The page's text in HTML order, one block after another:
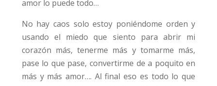
amor lo puede todo…
No hay caos solo estoy poniéndome orden y
usando el miedo que siento para abrir mi
corazón más, tenerme más y tomarme más,
pase lo que pase, convertirme de a poquito en
más y más amor…. Al final eso es todo lo que